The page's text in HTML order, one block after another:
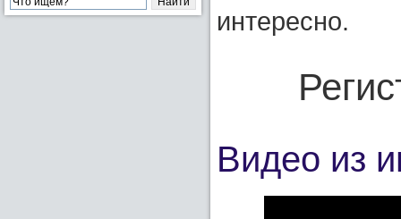
интересно.
Видео из